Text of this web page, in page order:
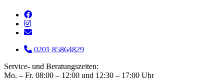
0201 85864829
Service- und Beratungszeiten:
Mo. – Fr. 08:00 – 12:00 und 12:30 – 17:00 Uhr